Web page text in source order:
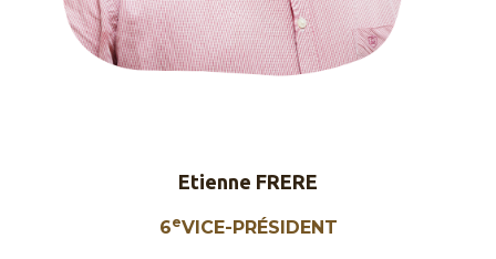
Etienne FRERE
6eVICE-PRÉSIDENT